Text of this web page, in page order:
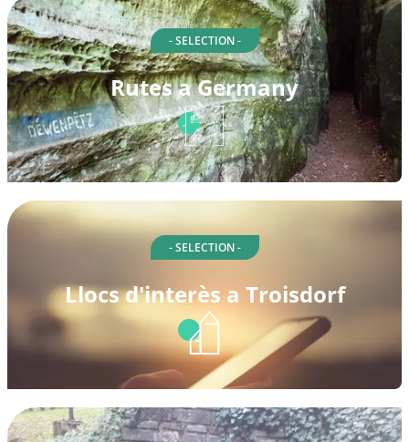
- SELECTION -
Rutes a Germany
- SELECTION -
Llocs d'interès a Troisdorf